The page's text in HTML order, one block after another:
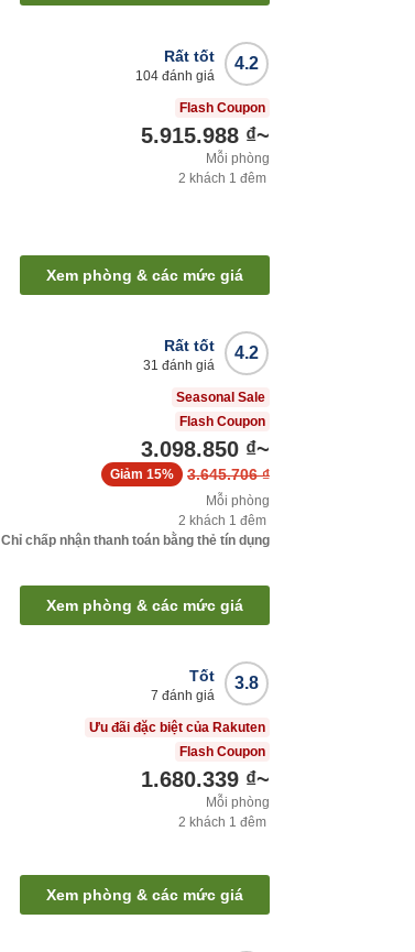
4.2
Rất tốt
104 đánh giá
Flash Coupon
5.915.988 ₫~
Mỗi phòng
2 khách 1 đêm
Xem phòng & các mức giá
4.2
Rất tốt
31 đánh giá
Seasonal Sale
Flash Coupon
3.098.850 ₫~
3.645.706 ₫
Giảm 15%
Mỗi phòng
2 khách 1 đêm
Chỉ chấp nhận thanh toán bằng thẻ tín dụng
Xem phòng & các mức giá
3.8
Tốt
7 đánh giá
Ưu đãi đặc biệt của Rakuten
Flash Coupon
1.680.339 ₫~
Mỗi phòng
2 khách 1 đêm
Xem phòng & các mức giá